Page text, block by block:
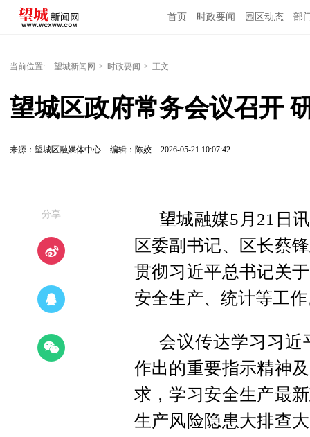
首页 时政要闻 园区动态 部
当前位置: 望城新闻网 > 时政要闻 > 正文
望城区政府常务会议召开
来源：望城区融媒体中心 编辑：陈姣 2026-05-21 10:07:42
—分享—
望城融媒5月21日
区委副书记、区长蔡
贯彻习近平总书记关
安全生产、统计等工
会议传达学习习近
作出的重要指示精神
求，学习安全生产最
生产风险隐患大排查